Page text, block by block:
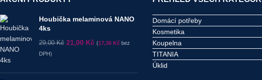
Houbička melaminová NANO
4ks
29,00Kč 21,00 Kč (17,36 Kč bez
DPH)
Domácí potřeby
Kosmetika
Koupelna
TITANIA
Úklid